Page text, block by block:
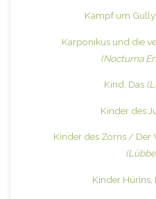
Kampf um
Karponikus und die
(Nocturna
Kind, Das
Kinder des
Kinder des Zorns / Der
Kinder Húrins,